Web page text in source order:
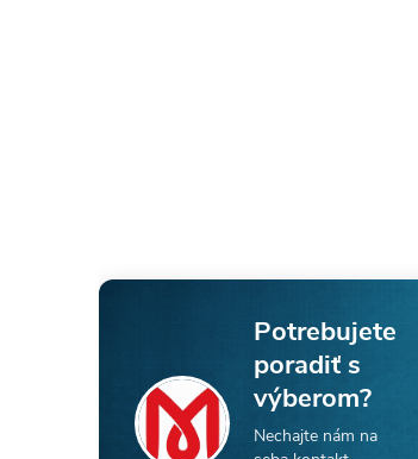
Potrebujete
poradiť s
výberom?
Nechajte nám na